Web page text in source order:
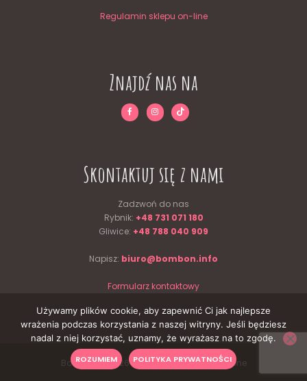
Regulamin sklepu on-line
Znajdź nas na
Skontaktuj się z nami
Zadzwoń do nas
Rybnik: +48 731 071 180
Gliwice: +48 788 040 909
Napisz: biuro@bombon.info
Formularz kontaktowy
Bombon © 2026 Wszelkie prawa zastrzeżone
Używamy plików cookie, aby zapewnić Ci jak najlepsze
wrażenia podczas korzystania z naszej witryny. Jeśli będziesz
nadal z niej korzystać, uznamy, że wyrażasz na to zgodę.
ROZUMIEM
POLITYKA PRYWATNOŚCI